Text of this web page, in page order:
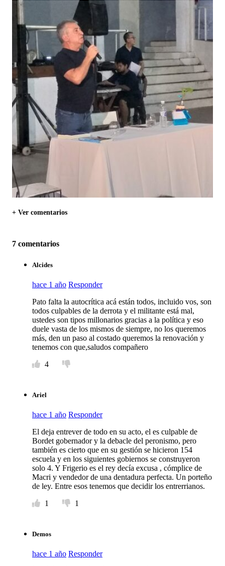
+ Ver comentarios
7 comentarios
Alcides
hace 1 año Responder
Pato falta la autocrítica acá están todos, incluido vos, son
todos culpables de la derrota y el militante está mal,
ustedes son tipos millonarios gracias a la política y eso
duele vasta de los mismos de siempre, no los queremos
más, den un paso al costado queremos la renovación y
tenemos con que,saludos compañero
4
Ariel
hace 1 año Responder
El deja entrever de todo en su acto, el es culpable de
Bordet gobernador y la debacle del peronismo, pero
también es cierto que en su gestión se hicieron 154
escuela y en los siguientes gobiernos se construyeron
solo 4. Y Frigerio es el rey decía excusa , cómplice de
Macri y vendedor de una dentadura perfecta. Un porteño
de ley. Entre esos tenemos que decidir los entrerrianos.
1
1
Demos
hace 1 año Responder